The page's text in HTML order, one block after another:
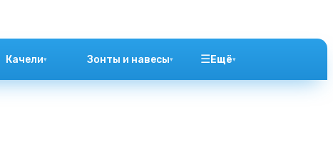
Качели▾ Зонты и навесы▾ ☰ Ещё▾